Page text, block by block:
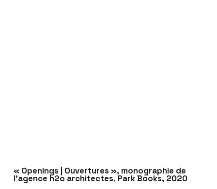
« Openings | Ouvertures », monographie de
l’agence h2o architectes, Park Books, 2020